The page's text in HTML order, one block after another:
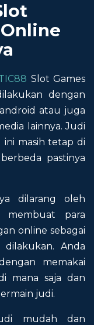
Online
Slot Games
dengan
atau juga
lainnya. Judi
masih tetap di
pastinya
dilarang oleh
membuat para
online sebagai
Anda
memakai
mana saja dan
judi.
mudah dan